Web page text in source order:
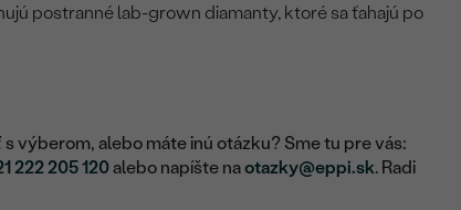
postranné lab-grown diamanty, ktoré sa ťahajú po
výberom, alebo máte inú otázku? Sme tu pre vás:
222 205 120alebo napíšte naotazky@eppi.sk. Radi